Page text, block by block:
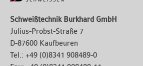
Schweißtechnik Burkhard GmbH
Julius-Probst-Straße 7
D-87600 Kaufbeuren
Tel.: +49 (0)8341 908489-0